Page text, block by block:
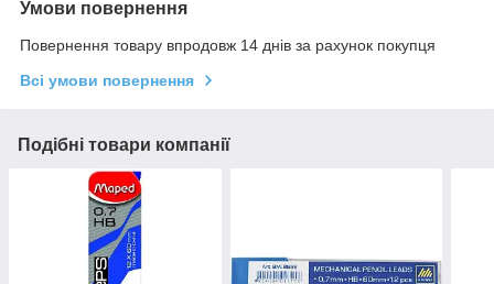
Умови повернення
Повернення товару впродовж 14 днів за рахунок покупця
Всі умови повернення
Подібні товари компанії